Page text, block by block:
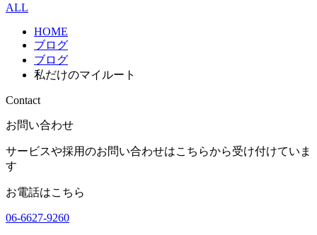
ALL
HOME
ブログ
ブログ
私だけのマイルート
Contact
お問い合わせ
サービスや採用のお問い合わせはこちらから受け付けていま
す
お電話はこちら
06-6627-9260